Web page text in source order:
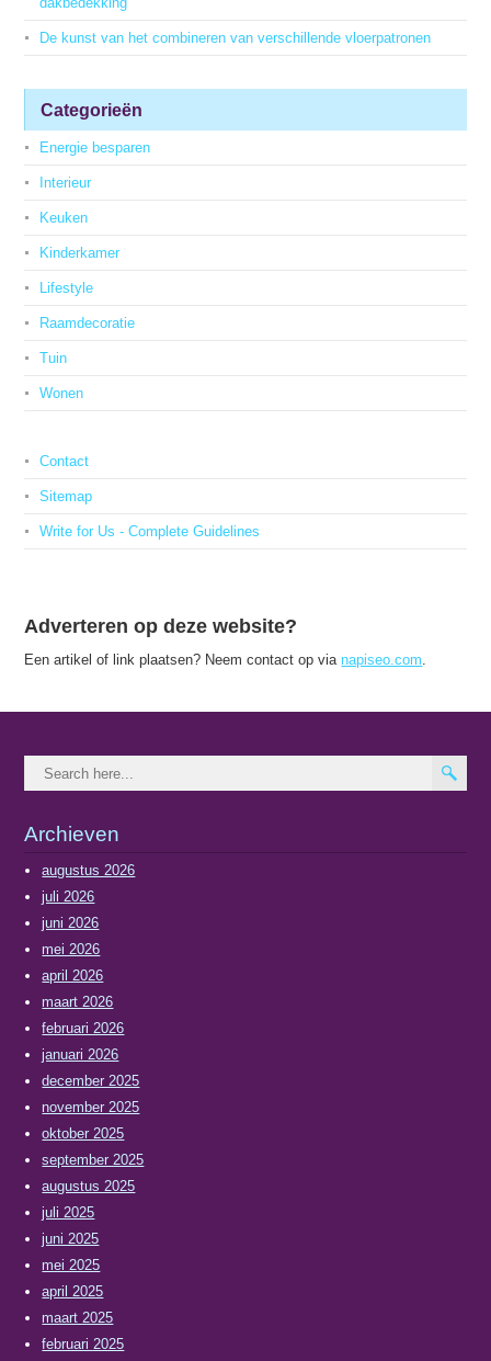
De kunst van het combineren van verschillende vloerpatronen
Categorieën
Energie besparen
Interieur
Keuken
Kinderkamer
Lifestyle
Raamdecoratie
Tuin
Wonen
Contact
Sitemap
Write for Us - Complete Guidelines
Adverteren op deze website?
Een artikel of link plaatsen? Neem contact op vianapiseo.com.
Archieven
augustus 2026
juli 2026
juni 2026
mei 2026
april 2026
maart 2026
februari 2026
januari 2026
december 2025
november 2025
oktober 2025
september 2025
augustus 2025
juli 2025
juni 2025
mei 2025
april 2025
maart 2025
februari 2025